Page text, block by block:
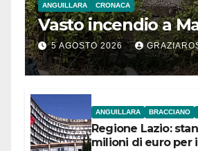
ANGUILLARA CRONACA
Vasto incendio a
5 AGOSTO 2026
ANGUILLARA BRACCIANO
Regione Lazio:
milioni di euro per